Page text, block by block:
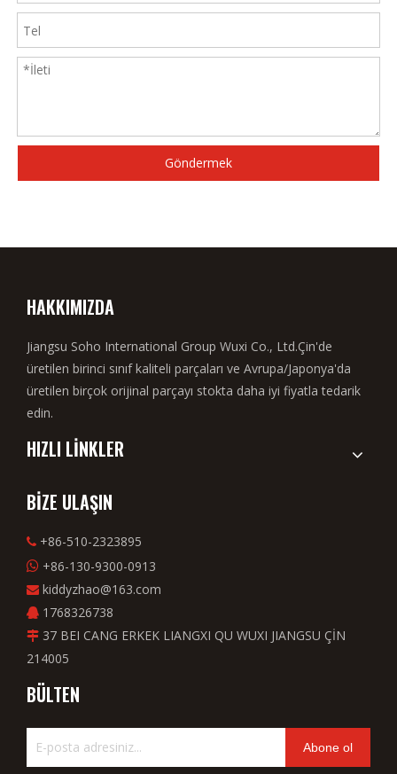
Göndermek
HAKKIMIZDA
Jiangsu Soho International Group Wuxi Co., Ltd.Çin'de
üretilen birinci sınıf kaliteli parçaları ve Avrupa/Japonya'da
üretilen birçok orijinal parçayı stokta daha iyi fiyatla tedarik
edin.
HIZLI LİNKLER
BİZE ULAŞIN
 +86-510-2323895
 +86-130-9300-0913
 kiddyzhao@163.com
 1768326738
 37 BEI CANG ERKEK LIANGXI QU WUXI JIANGSU ÇİN
214005
BÜLTEN
Abone ol